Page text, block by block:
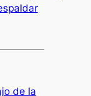
de la